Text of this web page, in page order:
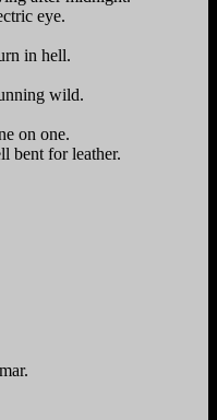
eye.
in hell.
wild.
on one.
bent for leather.